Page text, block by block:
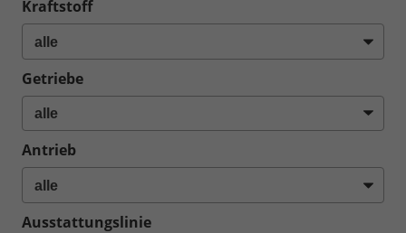
Kraftstoff
Getriebe
Antrieb
Ausstattungslinie